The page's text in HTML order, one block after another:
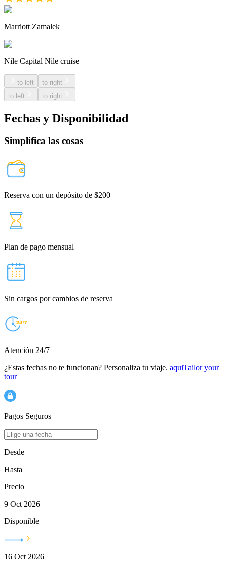
Marriott Zamalek
Nile Capital Nile cruise
to left
to right
to left
to right
Fechas y Disponibilidad
Simplifica las cosas
Reserva con un depósito de $200
Plan de pago mensual
Sin cargos por cambios de reserva
Atención 24/7
¿Estas fechas no te funcionan? Personaliza tu viaje. aquiTailor your
tour
Pagos Seguros
Desde
Hasta
Precio
9 Oct 2026
Disponible
16 Oct 2026